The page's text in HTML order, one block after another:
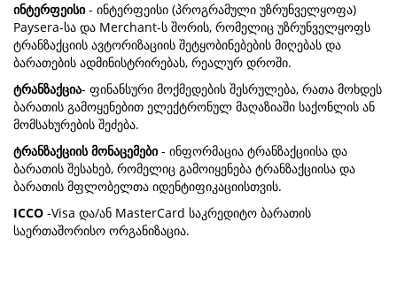
ინტერფეისი - ინტერფეისი (პროგრამული უზრუნველყოფა)
Paysera-სა და Merchant-ს შორის, რომელიც უზრუნველყოფს
ტრანზაქციის ავტორიზაციის შეტყობინებების მიღებას და
ბარათების ადმინისტრირებას, რეალურ დროში.
ტრანზაქცია- ფინანსური მოქმედების შესრულება, რათა მოხდეს
ბარათის გამოყენებით ელექტრონულ მაღაზიაში საქონლის ან
მომსახურების შეძება.
ტრანზაქციის მონაცემები - ინფორმაცია ტრანზაქციისა და
ბარათის შესახებ, რომელიც გამოიყენება ტრანზაქციისა და
ბარათის მფლობელთა იდენტიფიკაციისთვის.
ICCO -Visa და/ან MasterCard საკრედიტო ბარათის
საერთაშორისო ორგანიზაცია.